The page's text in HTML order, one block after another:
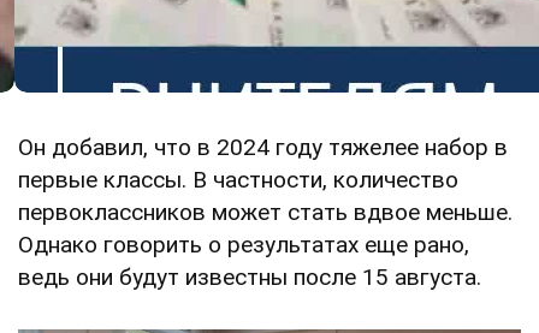
Он добавил, что в 2024 году тяжелее набор в
первые классы. В частности, количество
первоклассников может стать вдвое меньше.
Однако говорить о результатах еще рано,
ведь они будут известны после 15 августа.